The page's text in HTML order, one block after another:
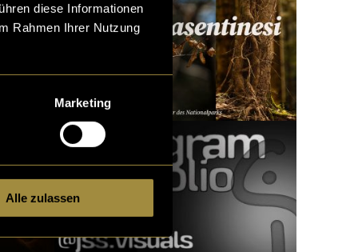
diese Informationen
Rahmen Ihrer Nutzung
Marketing
Alle zulassen